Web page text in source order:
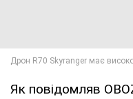
Як повідомляв